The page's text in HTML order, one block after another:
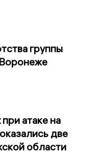
группы
атаке на
две
области